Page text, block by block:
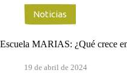
Noticias
Escuela MARIAS: ¿Qué crece
19 de abril de 2024